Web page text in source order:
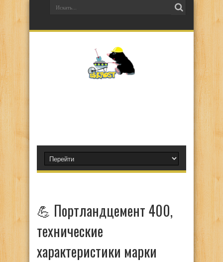
💪 Портландцемент 400,
технические
характеристики марки